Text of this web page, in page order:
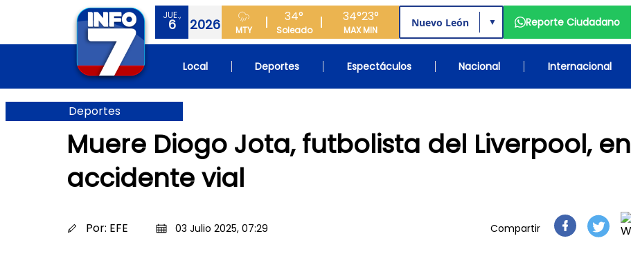
JUE.,
6 2026 MTY
34°
Soleado
34°
MAX
23°
MIN
▼ Reporte Ciudadano
Local Deportes Espectáculos Nacional Internacional
Deportes
Muere Diogo Jota, futbolista del Liverpool, en
accidente vial
Por: EFE 03 Julio 2025, 07:29 Compartir